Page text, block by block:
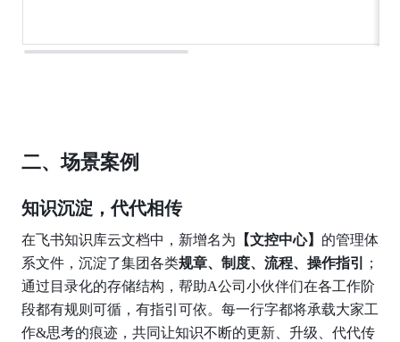
二、场景案例
知识沉淀，代代相传
在飞书知识库云文档中，新增名为 【文控中心】 的管理体
系文件，沉淀了集团各类规章、制度、流程、操作指引
；
通过目录化的存储结构，帮助A公司小伙伴们在各工作阶
段都有规则可循，有指引可依。每一行字都将承载大家工
作&思考的痕迹，共同让知识不断的更新、升级、代代传